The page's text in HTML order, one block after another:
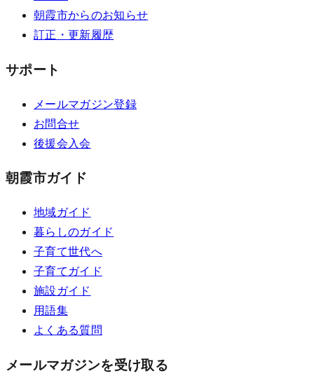
朝霞市からのお知らせ
訂正・更新履歴
サポート
メールマガジン登録
お問合せ
後援会入会
朝霞市ガイド
地域ガイド
暮らしのガイド
子育て世代へ
子育てガイド
施設ガイド
用語集
よくある質問
メールマガジンを受け取る